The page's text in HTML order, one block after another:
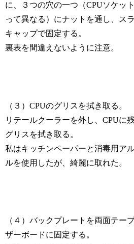
に、３つの穴の一つ（CPUソケッ
って異なる）にナットを通し、ス
キャップで固定する。
裏表を間違えないように注意。
（３）CPUのグリスを拭き取る。
リテールクーラーを外し、CPUに
グリスを拭き取る。
私はキッチンペーパーと消毒用ア
ルを使用したが、綺麗に取れた。
（４）バックプレートを両面テー
ザーボードに固定する。